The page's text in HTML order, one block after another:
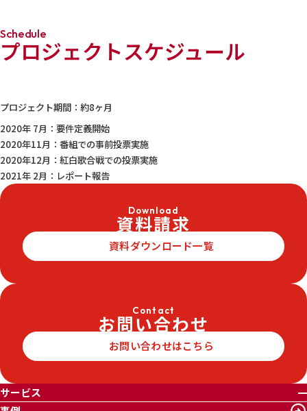
Schedule
プロジェクトスケジュール
プロジェクト期間：約8ヶ月
2020年 7月：要件定義開始
2020年11月：番組での事前投票実施
2020年12月：紅白歌合戦での投票実施
2021年 2月：レポート報告
Download
資料請求
資料ダウンロード一覧
Contact
お問い合わせ
お問い合わせはこちら
サービス